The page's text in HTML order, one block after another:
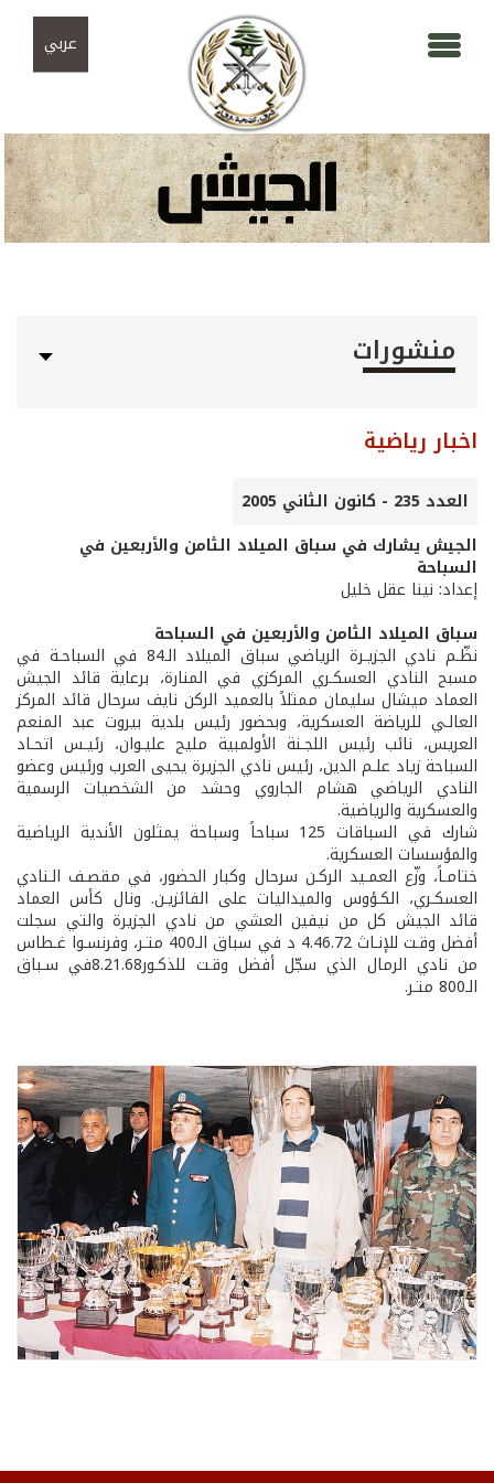
عربي
منشورات
اخبار رياضية
العدد 235 - كانون الثاني 2005
الجيش يشارك في سباق الميلاد الثامن والأربعين في
السباحة
إعداد: نينا عقل خليل
سباق الميلاد الثامن والأربعين في السباحة
نظّـم نادي الجزيـرة الرياضي سباق الميلاد الـ84 في السباحـة في
مسبح النادي العسكـري المركزي في المنارة، برعاية قائد الجيش
العماد ميشال سليمان ممثلاً بالعميد الركن نايف سرحال قائد المركز
العالـي للرياضة العسكرية، وبحضور رئيس بلدية بيروت عبد المنعم
العريس، نائب رئيس اللجـنة الأولمبية مليح عليـوان، رئيـس اتحـاد
السباحة زياد علـم الدين، رئيس نادي الجزيرة يحيى العرب ورئيس وعضو
النادي الرياضي هشام الجاروي وحشد من الشخصيات الرسمية
والعسكرية والرياضية.
شارك في السباقات 125 سباحاً وسباحة يمثلون الأندية الرياضية
والمؤسسات العسكرية.
ختامـاً، وزّع العمـيد الركـن سرحال وكبار الحضور، في مقصـف الـنادي
العسكـري، الكـؤوس والميداليات على الفائزيـن. ونال كأس العماد
قائد الجيش كل من نيفين العشي من نادي الجزيرة والتي سجلت
أفضل وقـت للإنـاث 4.46.72 د في سباق الـ400 متـر، وفرنسـوا غـطاس
من نادي الرمال الذي سجّل أفضل وقـت للذكـور8.21.68في سـباق
الـ800 متـر.